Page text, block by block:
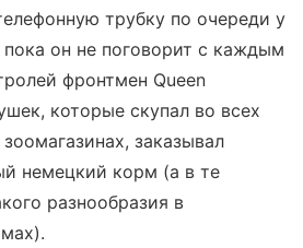
трубку по очереди у
он не поговорит с каждым
фронтмен Queen
которые скупал во всех
заказывал
немецкий корм (а в те
разнообразия в